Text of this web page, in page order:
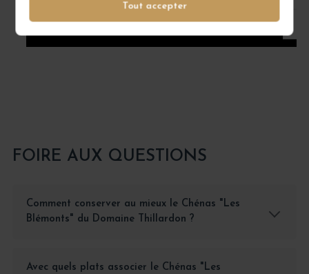
Tout accepter
FOIRE AUX QUESTIONS
Comment conserver au mieux le Chénas "Les
Blémonts" du Domaine Thillardon ?
Avec quels plats associer le Chénas "Les